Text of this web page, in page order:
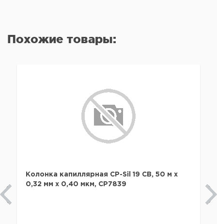
Похожие товары:
Колонка капиллярная CP-Sil 19 CB, 50 м x
0,32 мм х 0,40 мкм, CP7839